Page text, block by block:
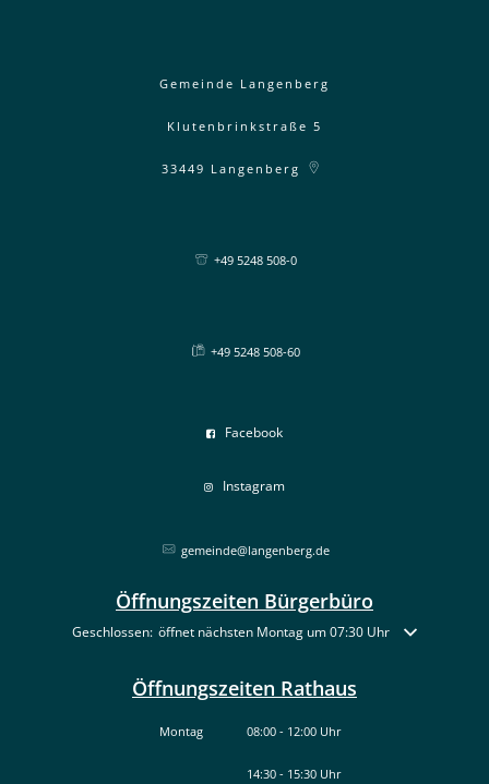
Gemeinde Langenberg
Klutenbrinkstraße 5
33449 Langenberg
+49 5248 508-0
+49 5248 508-60
Facebook
Instagram
gemeinde@langenberg.de
Öffnungszeiten Bürgerbüro
Klicken, um weitere Öffnungs- oder Schließzeiten auszublenden
Geschlossen: öffnet nächsten Montag um 07:30 Uhr
Öffnungszeiten Rathaus
Montag 08:00- 12:00Uhr
Von 08:00 bis 12:00 Uhr
14:30- 15:30Uhr